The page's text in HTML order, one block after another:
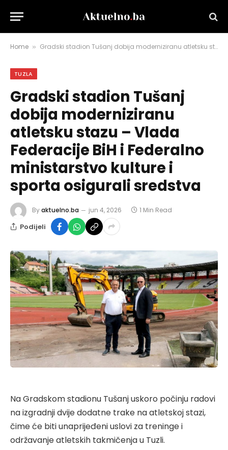
Home » Gradski stadion Tušanj dobija moderniziranu atletsku stazu – Vlada Federacije BiH i Federalno ministarstvo kulture i sporta osigurali sredstva
TUZLA
Gradski stadion Tušanj
dobija moderniziranu
atletsku stazu – Vlada
Federacije BiH i Federalno
ministarstvo kulture i
sporta osigurali sredstva
Byaktuelno.ba jun 4, 2026 1 Min Read
Podijeli
Na Gradskom stadionu Tušanj uskoro počinju radovi
na izgradnji dvije dodatne trake na atletskoj stazi,
čime će biti unaprijeđeni uslovi za treninge i
održavanje atletskih takmičenja u Tuzli.